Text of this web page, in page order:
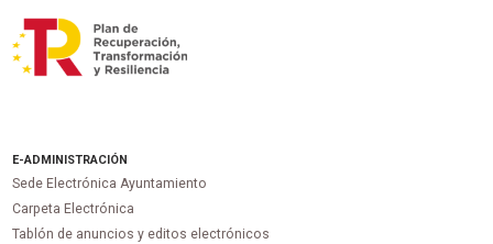
E-ADMINISTRACIÓN
Sede Electrónica Ayuntamiento
Carpeta Electrónica
Tablón de anuncios y editos electrónicos